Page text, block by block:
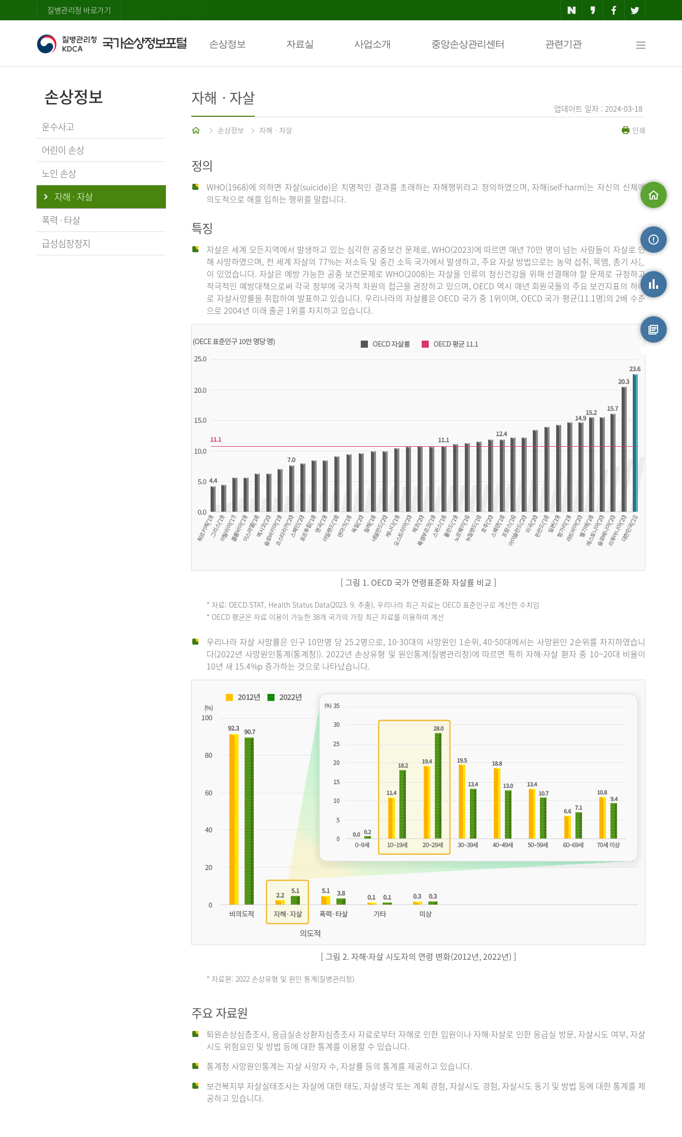
질병관리청 바로가기
손상정보 자료실 사업소개 중앙손상관리센터 관련기관
맵
손상정보
운수사고
어린이 손상
노인 손상
자해 · 자살
폭력 · 타살
급성심장정지
업데이트 일자 : 2024-03-18
자해ㆍ자살
홈 손상정보 자해ㆍ자살 인쇄
정의
WHO(1968)에 의하면 자살(suicide)은 치명적인 결과를 초래하는 자해행위라고 정의하였으며, 자해(self-harm)는 자신의 신체에
의도적으로 해를 입히는 행위를 말합니다.
특징
자살은 세계 모든지역에서 발생하고 있는 심각한 공중보건 문제로, WHO(2023)에 따르면 매년 70만 명이 넘는 사람들이 자살로 인
해 사망하였으며, 전 세계 자살의 77%는 저소득 및 중간 소득 국가에서 발생하고, 주요 자살 방법으로는 농약 섭취, 목맴, 총기 사용
이 있었습니다. 자살은 예방 가능한 공중 보건문제로 WHO(2008)는 자살을 인류의 정신건강을 위해 선결해야 할 문제로 규정하고
적극적인 예방대책으로써 각국 정부에 국가적 차원의 접근을 권장하고 있으며, OECD 역시 매년 회원국들의 주요 보건지표의 하나
로 자살사망률을 취합하여 발표하고 있습니다. 우리나라의 자살률은 OECD 국가 중 1위이며, OECD 국가 평균(11.1명)의 2배 수준
으로 2004년 이래 줄곧 1위를 차지하고 있습니다.
튀
('19)
('19)
4.6
이
[ 그림 1. OECD 국가 연령표준화 자살률 비교 ]
* 자료: OECD.STAT, Health Status Data(2023. 9. 추출), 우리나라 최근 자료는 OECD 표준인구로 계산한 수치임
* OECD 평균은 자료 이용이 가능한 38개 국가의 가장 최근 자료를 이용하여 계산
우리나라 자살 사망률은 인구 10만명 당 25.2명으로, 10-30대의 사망원인 1순위, 40-50대에서는 사망원인 2순위를 차지하였습니
다(2022년 사망원인통계(통계청)). 2022년 손상유형 및 원인통계(질병관리청)에 따르면 특히 자해·자살 환자 중 10~20대 비율이
10년 새 15.4%p 증가하는 것으로 나타났습니다.
[ 그림 2. 자해·자살 시도자의 연령 변화(2012년, 2022년) ]
상
유
* 자료원: 2022 손상유형 및 원인 통계(질병관리청)
주요 자료원
퇴원손상심층조사, 응급실손상환자심층조사 자료로부터 자해로 인한 입원이나 자해·자살로 인한 응급실 방문, 자살시도 여부, 자살
시도 위험요인 및 방법 등에 대한 통계를 이용할 수 있습니다.
통계청 사망원인통계는 자살 사망자 수, 자살률 등의 통계를 제공하고 있습니다.
보건복지부 자살실태조사는 자살에 대한 태도, 자살생각 또는 계획 경험, 자살시도 경험, 자살시도 동기 및 방법 등에 대한 통계를 제
공하고 있습니다.
손상정보
손상통계
원시자료